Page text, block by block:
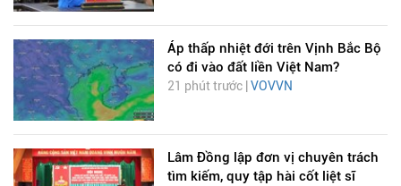
Áp thấp nhiệt đới trên Vịnh Bắc Bộ
có đi vào đất liền Việt Nam?
21 phút trước | VOVVN
Lâm Đồng lập đơn vị chuyên trách
tìm kiếm, quy tập hài cốt liệt sĩ